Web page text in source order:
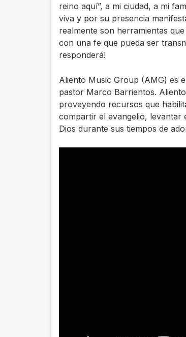
reino aquí”, a mi ciudad, a mi
viva y por su presencia
realmente son herramientas
con una fe que pueda ser
responderá!
Aliento Music Group (AMG) es
pastor Marco Barrientos.
proveyendo recursos que
compartir el evangelio, levantar
Dios durante sus tiempos de